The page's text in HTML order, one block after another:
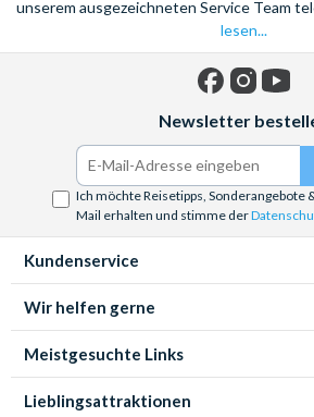
unserem ausgezeichneten Service Team
lesen...
Newsletter
Ich möchte Reisetipps, Sonderangebote
Mail erhalten und stimme der
Kundenservice
Wir helfen gerne
Meistgesuchte Links
Lieblingsattraktionen